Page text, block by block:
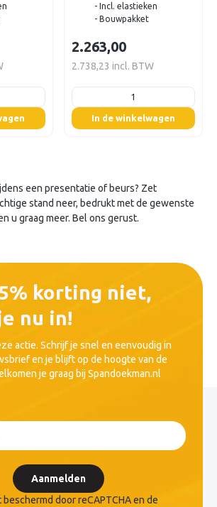
- Incl. elastieken
- Bouwpakket
2.263,00
2.738,23 incl. BTW
listing.boxQuantity
In de winkelwagen
een presentatie of beurs? Zet
stand neer, bedrukt met de gewenste
u graag meer. Bel ons gerust.
korting niet,
nu in!
actie. Schrijf je snel en eenvoudig in
en je blijft op de hoogte van de
je graag bij Spandoekman.nl
Aanmelden
door reCAPTCHA en de